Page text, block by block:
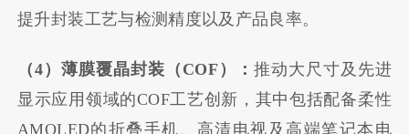
提升封装工艺与检测精度以及产品良率。
（4）薄膜覆晶封装（COF）： 推动大尺寸及先进
显示应用领域的COF工艺创新，其中包括配备柔性
AMOLED的折叠手机、高清电视及高端笔记本电